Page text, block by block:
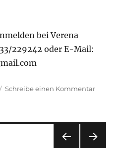
bei Verena
229242 oder E-Mail:
Schreibe einen Kommentarzu
Hölder